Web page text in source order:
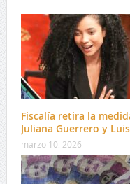
Fiscalía retira la
Juliana Guerrero y
marzo 10, 2026